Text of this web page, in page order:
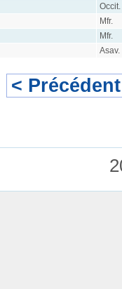
Occit.
Mfr.
Mfr.
Asav.
< Précédent